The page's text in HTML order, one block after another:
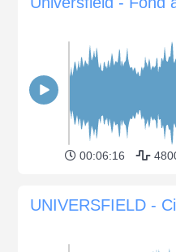
00:06:16
UNIVERSFIELD -